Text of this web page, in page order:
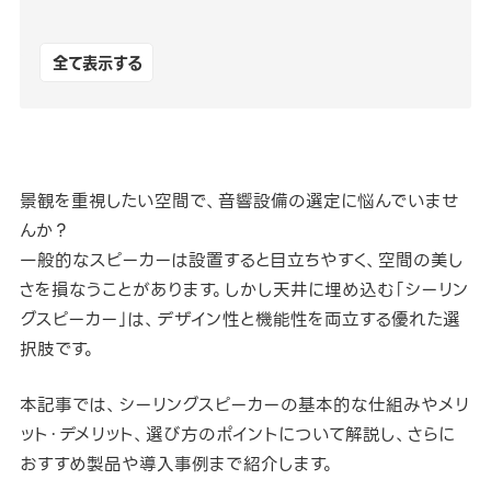
全て表示する
景観を重視したい空間で、音響設備の選定に悩んでいませ
んか？
一般的なスピーカーは設置すると目立ちやすく、空間の美し
さを損なうことがあります。しかし天井に埋め込む「シーリン
グスピーカー」は、デザイン性と機能性を両立する優れた選
択肢です。
本記事では、シーリングスピーカーの基本的な仕組みやメリ
ット・デメリット、選び方のポイントについて解説し、さらに
おすすめ製品や導入事例まで紹介します。